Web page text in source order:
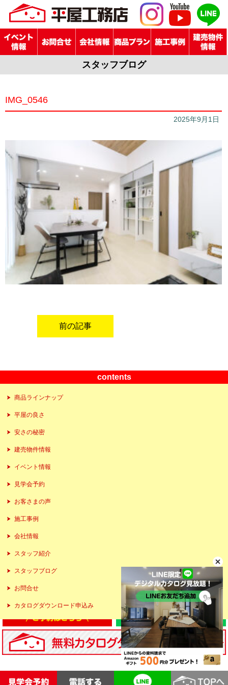
スタッフブログ
IMG_0546
2025年9月1日
前の記事
contents
商品ラインナップ
平屋の良さ
安さの秘密
建売物件情報
イベント情報
見学会予約
お客さまの声
施工事例
会社情報
スタッフ紹介
スタッフブログ
お問合せ
カタログダウンロード申込み